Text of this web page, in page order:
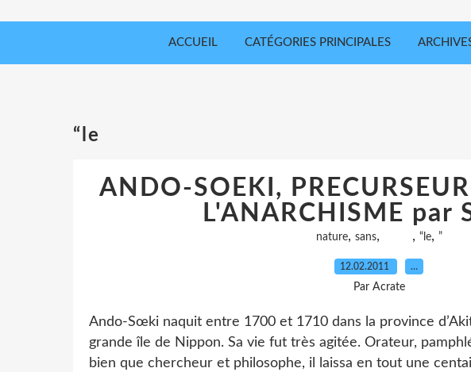
ACCUEIL CATÉGORIES PRINCIPALES
“le
ANDO-SOEKI,
L'ANARCHISME par
nature, sans, , “le, ”
12.02.2011 …
Par Acrate
Ando-Sœki naquit entre 1700 et 1710 dans la province
grande île de Nippon. Sa vie fut très agitée. Orateur,
bien que chercheur et philosophe, il laissa en tout une